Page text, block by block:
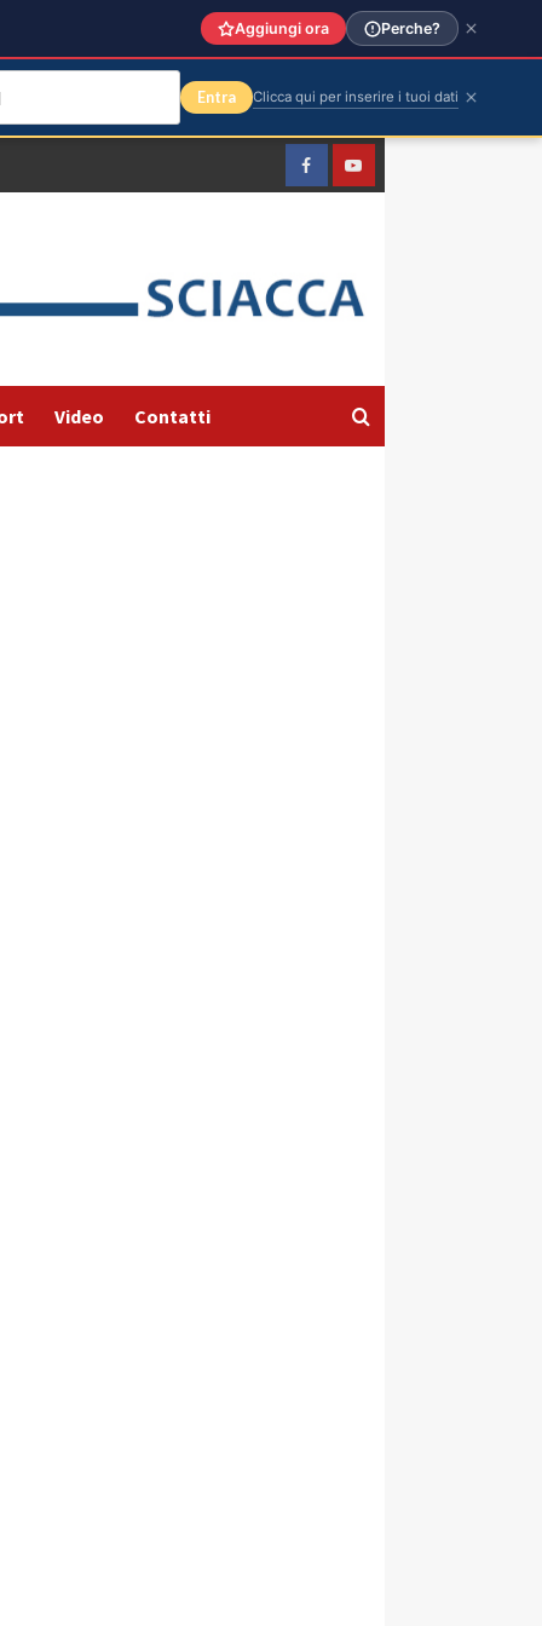
FacebookYountube
Video Contatti
Aggiungi ora Perche?
Entra Clicca qui per inserire i tuoi dati